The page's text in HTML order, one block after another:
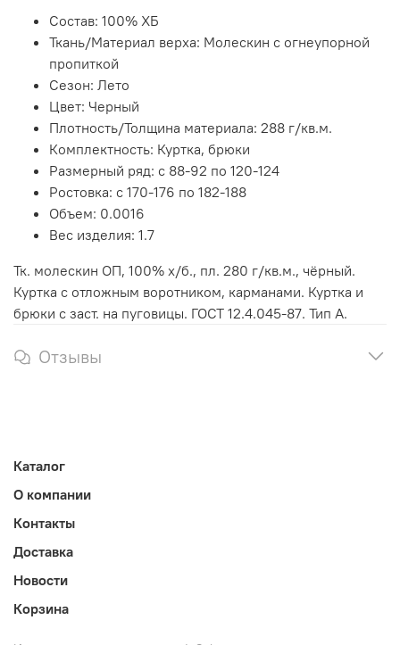
Состав: 100% ХБ
Ткань/Материал верха: Молескин с огнеупорной
пропиткой
Сезон: Лето
Цвет: Черный
Плотность/Толщина материала: 288 г/кв.м.
Комплектность: Куртка, брюки
Размерный ряд: с 88-92 по 120-124
Ростовка: с 170-176 по 182-188
Объем: 0.0016
Вес изделия: 1.7
Тк. молескин ОП, 100% х/б., пл. 280 г/кв.м., чёрный.
Куртка с отложным воротником, карманами. Куртка и
брюки с заст. на пуговицы. ГОСТ 12.4.045-87. Тип А.
Отзывы
Каталог
О компании
Контакты
Доставка
Новости
Корзина